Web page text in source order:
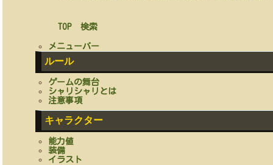
TOP 検索
メニューバー
ルール
ゲームの舞台
シャリシャリとは
注意事項
キャラクター
能力値
装備
イラスト